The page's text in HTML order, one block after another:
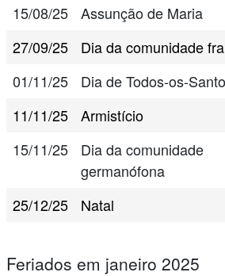
15/08/25
Assunção de Maria
27/09/25
Dia da comunidade
01/11/25
Dia de Todos-os-
11/11/25
Armistício
15/11/25
Dia da comunidade
germanófona
25/12/25 Natal
Feriados em janeiro 2025